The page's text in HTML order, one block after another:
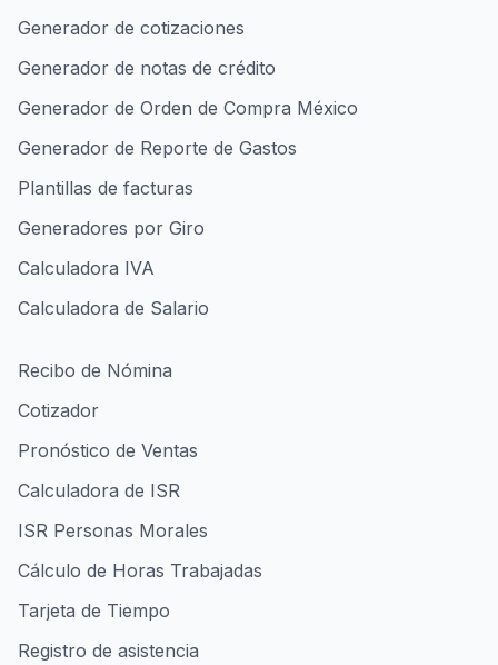
Generador de cotizaciones
Generador de notas de crédito
Generador de Orden de Compra México
Generador de Reporte de Gastos
Plantillas de facturas
Generadores por Giro
Calculadora IVA
Calculadora de Salario
Recibo de Nómina
Cotizador
Pronóstico de Ventas
Calculadora de ISR
ISR Personas Morales
Cálculo de Horas Trabajadas
Tarjeta de Tiempo
Registro de asistencia